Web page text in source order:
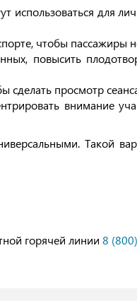
использоваться для
чтобы пассажиры
повысить
сделать просмотр
внимание
Такой
горячей линии 8